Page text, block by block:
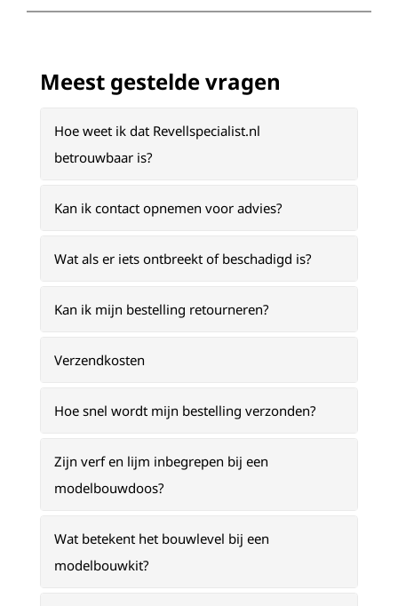
Meest gestelde vragen
Hoe weet ik dat Revellspecialist.nl
betrouwbaar is?
Kan ik contact opnemen voor advies?
Wat als er iets ontbreekt of beschadigd is?
Kan ik mijn bestelling retourneren?
Verzendkosten
Hoe snel wordt mijn bestelling verzonden?
Zijn verf en lijm inbegrepen bij een
modelbouwdoos?
Wat betekent het bouwlevel bij een
modelbouwkit?